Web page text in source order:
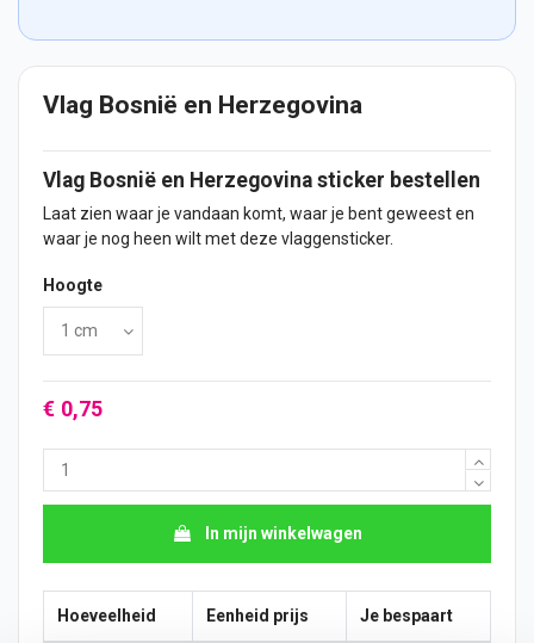
Vlag Bosnië en Herzegovina
Vlag Bosnië en Herzegovina sticker bestellen
Laat zien waar je vandaan komt, waar je bent geweest en
waar je nog heen wilt met deze vlaggensticker.
Hoogte
€ 0,75
In mijn winkelwagen
Hoeveelheid Eenheid prijs Je bespaart